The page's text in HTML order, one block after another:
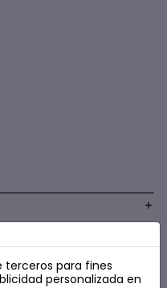
terceros para fines
personalizada en